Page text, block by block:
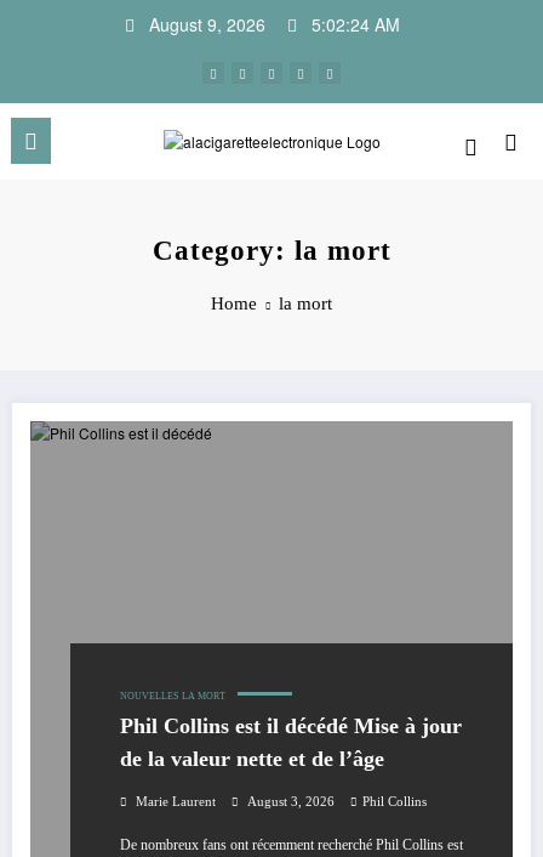
August 9, 2026 5:02:24 AM
Category: la mort
Home la mort
NOUVELLES LA MORT
Phil Collins est il décédé Mise à jour
de la valeur nette et de l’âge
Marie Laurent August 3, 2026 Phil Collins
De nombreux fans ont récemment recherché Phil Collins est